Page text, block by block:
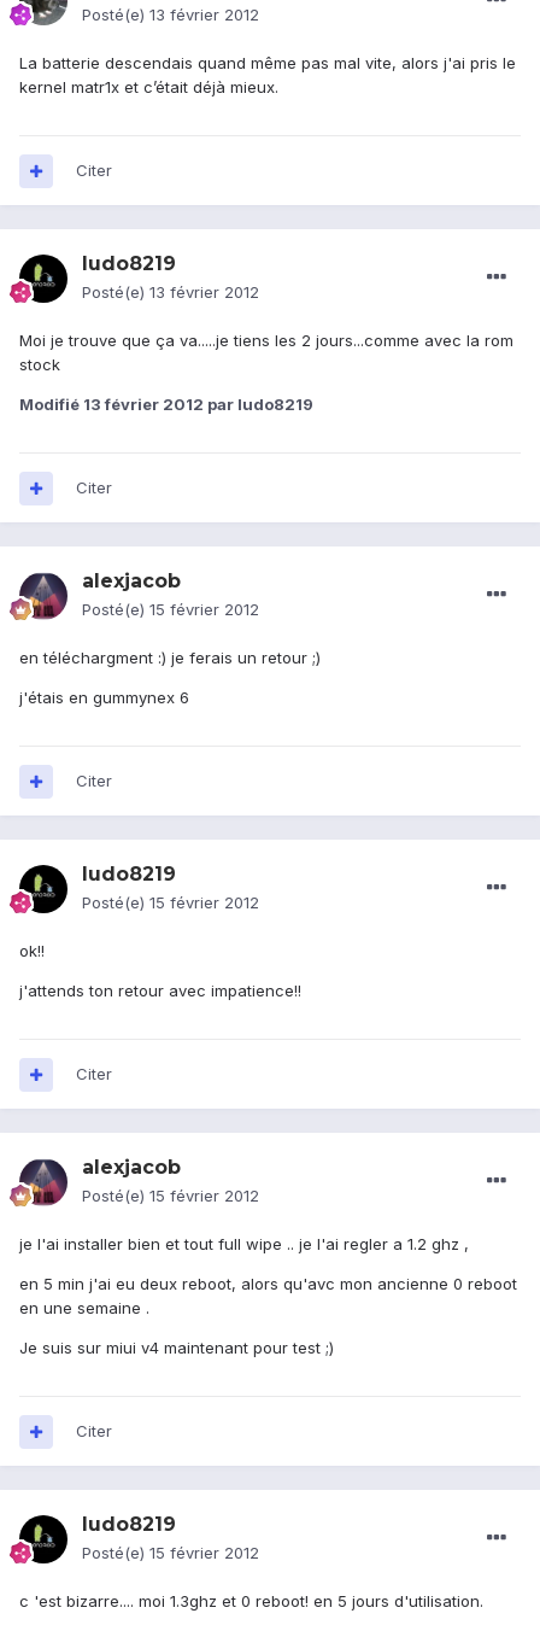
Posté(e) 13 février 2012
La batterie descendais quand même pas mal vite, alors j'ai pris le
kernel matr1x et c’était déjà mieux.
Citer
ludo8219
Posté(e) 13 février 2012
Moi je trouve que ça va.....je tiens les 2 jours...comme avec la rom
stock
Modifié 13 février 2012 par ludo8219
Citer
alexjacob
Posté(e) 15 février 2012
en téléchargment :) je ferais un retour ;)
j'étais en gummynex 6
Citer
ludo8219
Posté(e) 15 février 2012
ok!!
j'attends ton retour avec impatience!!
Citer
alexjacob
Posté(e) 15 février 2012
je l'ai installer bien et tout full wipe .. je l'ai regler a 1.2 ghz ,
en 5 min j'ai eu deux reboot, alors qu'avc mon ancienne 0 reboot
en une semaine .
Je suis sur miui v4 maintenant pour test ;)
Citer
ludo8219
Posté(e) 15 février 2012
c 'est bizarre.... moi 1.3ghz et 0 reboot! en 5 jours d'utilisation.